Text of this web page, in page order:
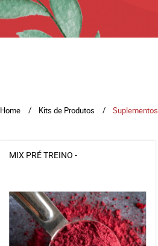
Home Kits de Produtos Suplementos
MIX PRÉ TREINO -